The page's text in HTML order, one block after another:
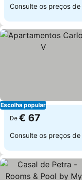
Consulte os preços de
Escolha popular
De € 67
Consulte os preços de